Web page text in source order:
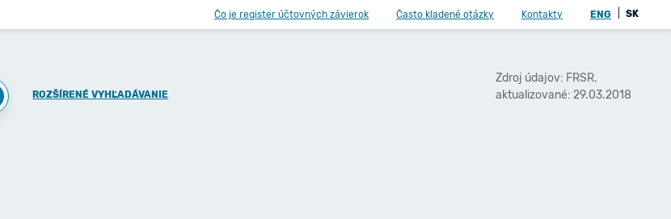
Čo je register účtovných závierok Často kladené otázky Kontakty ENG SK
ROZŠÍRENÉ VYHĽADÁVANIE
Zdroj údajov: FRSR,
aktualizované: 29.03.2018